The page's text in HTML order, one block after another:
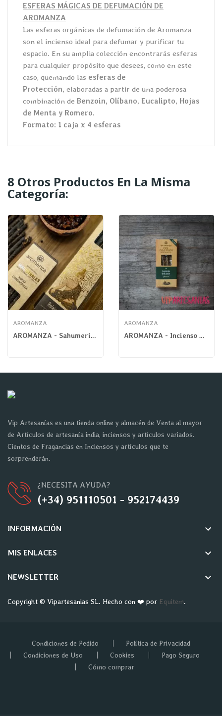
ESFERAS MÁGICAS DE DEFUMACIÓN DE
AROMANZA
Las esferas orgánicas de defumación de Aromanza
son el incienso ideal para defumar y purificar tu
espacio. En su amplia colección encontrarás esferas
para cualquier propósito que desees, como en este
caso, quemando las esferas de
Protección, elaboradas a partir de una poderosa
combinación de Benzoin, Olíbano, Eucalipto, Hojas
de Menta y Romero.
Formato: 1 caja x 4 esferas
8 Otros Productos En La Misma
Categoría:
AROMANZA
AROMANZA - Sahumerio Magistral Mirra Consagrada
AROMANZA
AROMANZA - Incienso Mini Buena Onda Jazmín
Vip Artesanías es una tienda online y almacén de Venta al mayor
de Artículos de artesanía india, inciensos y artículos variados.
Cientos de Fragancias en Inciensos y artículos que te
sorprenderán.
¿NECESITA AYUDA?
(+34) 951110501 - 952174439
INFORMACIÓN keyboard_arrow_down
MIS ENLACES keyboard_arrow_down
NEWSLETTER keyboard_arrow_down
Copyright © Vipartesanias SL. Hecho con ❤️ por Equitem.
Condiciones de Pedido
Política de Privacidad
Condiciones de Uso
Cookies
Pago Seguro
Cómo comprar